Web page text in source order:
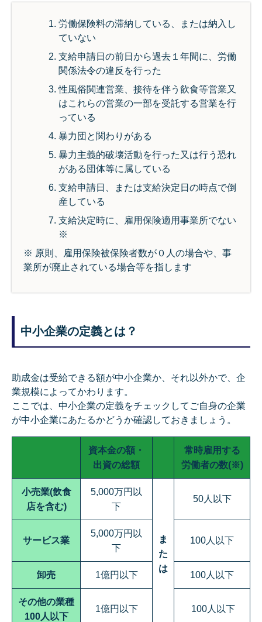
労働保険料の滞納している、または納入し
ていない
支給申請日の前日から過去１年間に、労働
関係法令の違反を行った
性風俗関連営業、接待を伴う飲食等営業又
はこれらの営業の一部を受託する営業を行
っている
暴力団と関わりがある
暴力主義的破壊活動を行った又は行う恐れ
がある団体等に属している
支給申請日、または支給決定日の時点で倒
産している
支給決定時に、雇用保険適用事業所でない
※
※ 原則、雇用保険被保険者数が０人の場合や、事
業所が廃止されている場合等を指します
中小企業の定義とは？
助成金は受給できる額が中小企業か、それ以外かで、企
業規模によってかわります。
ここでは、中小企業の定義をチェックしてご自身の企業
が中小企業にあたるかどうか確認しておきましょう。
資本金の額・
出資の総額
常時雇用する
労働者の数(※)
小売業(飲食
店を含む)
5,000万円以
下
ま
た
は
50人以下
サービス業
5,000万円以
下
100人以下
卸売 1億円以下 100人以下
その他の業種
100人以下
1億円以下 100人以下